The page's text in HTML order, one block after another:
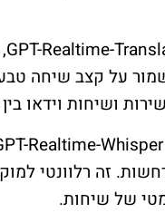
GPT-Realtime-
על קצב שיחה
ושיחות וידאו
Realtime-Whisper
זה רלוונטי
של שיחות.